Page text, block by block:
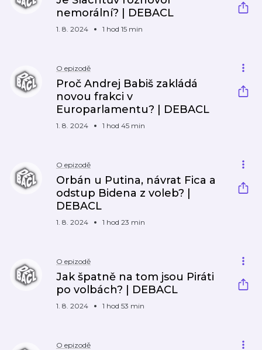
nemorální? | DEBACL
1. 8. 2024 1 hod 15 min
O epizodě
Proč Andrej Babiš zakládá
novou frakci v
Europarlamentu? | DEBACL
1. 8. 2024 1 hod 45 min
O epizodě
Orbán u Putina, návrat Fica a
odstup Bidena z voleb? |
DEBACL
1. 8. 2024 1 hod 23 min
O epizodě
Jak špatně na tom jsou Piráti
po volbách? | DEBACL
1. 8. 2024 1 hod 53 min
O epizodě